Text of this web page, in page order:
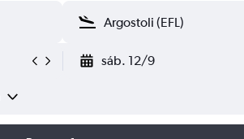
sáb. 12/9